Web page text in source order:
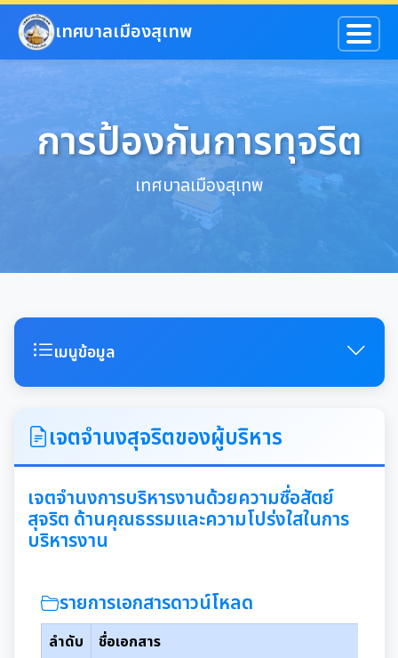
ข้ามไปยังเนื้อหาหลัก
เทศบาลเมืองสุเทพ
การป้องกันการทุจริต
เทศบาลเมืองสุเทพ
เมนูข้อมูล
คำแถลงนโยบายนายกเทศมนตรีเมืองสุเทพ
ข้อมูลทั่วไปเกี่ยวกับเทศบาล
อำนาจหน้าที่ของเทศบาล
แผนการดำเนินงาน
เจตจำนงสุจริตของผู้บริหาร
เจตจำนงการบริหารงานด้วยความซื่อสัตย์
สุจริต ด้านคุณธรรมและความโปร่งใสในการ
บริหารงาน
รายการเอกสารดาวน์โหลด
ลำดับ
ชื่อเอกสาร